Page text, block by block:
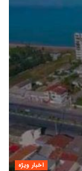
اخبار ویژه